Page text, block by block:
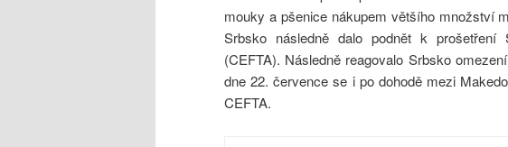
mouky a pšenice nákupem většího množství
Srbsko následně dalo podnět k prošetření
(CEFTA). Následně reagovalo Srbsko
dne 22. července se i po dohodě mezi
CEFTA.